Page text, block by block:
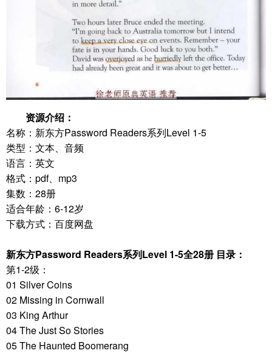
资源介绍：
名称：新东方Password Readers系列Level 1-5
类型：文本、音频
语言：英文
格式：pdf、mp3
集数：28册
适合年龄：6-12岁
下载方式：百度网盘
新东方Password Readers系列Level 1-5全28册 目录：
第1-2级：
01 Silver Coins
02 Missing in Cornwall
03 King Arthur
04 The Just So Stories
05 The Haunted Boomerang